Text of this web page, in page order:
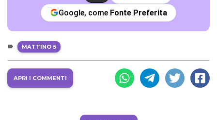
Google, come Fonte Preferita
MATTINO 5
APRI I COMMENTI